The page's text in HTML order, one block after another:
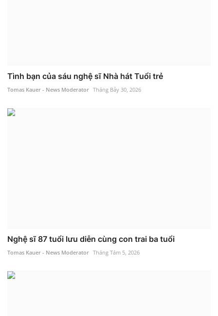
Tình bạn của sáu nghệ sĩ Nhà hát Tuổi trẻ
Tomas Kauer - News Moderator Tháng Bảy 30, 2026
Nghệ sĩ 87 tuổi lưu diễn cùng con trai ba tuổi
Tomas Kauer - News Moderator Tháng Tám 5, 2026